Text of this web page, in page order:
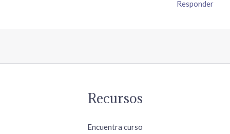
Responder
Recursos
Encuentra curso